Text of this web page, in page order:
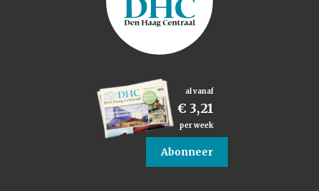
al vanaf
€ 3,21
per week
Abonneer